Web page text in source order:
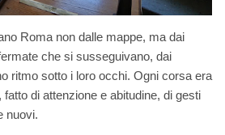
Roma non dalle mappe, ma dai
che si susseguivano, dai
ritmo sotto i loro occhi. Ogni corsa era
di attenzione e abitudine, di gesti
nuovi.